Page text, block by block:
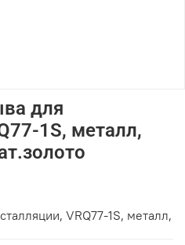
для
1S, металл,
VRQ77-1S, металл,